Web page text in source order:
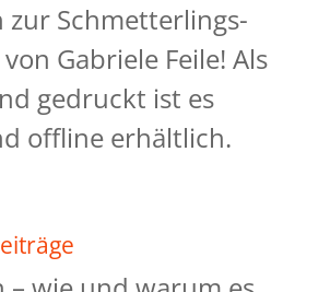
zur Schmetterlings-
Gabriele Feile! Als
gedruckt ist es
offline erhältlich.